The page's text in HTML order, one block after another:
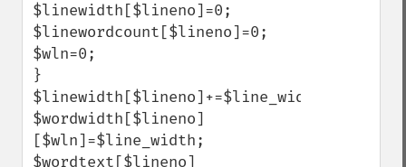
$linewidth[$lineno]=0;
$linewordcount[$lineno]=0;
$wln=0;
}
$wordwidth[$lineno]
[$wln]=$line_width;
$wordtext[$lineno]